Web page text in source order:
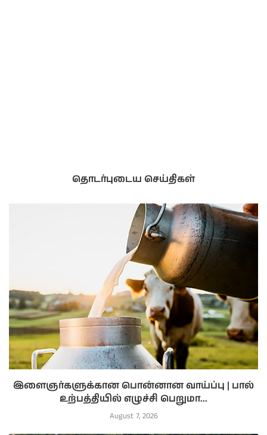
தொடர்புடைய செய்திகள்
இளைஞர்களுக்கான பொன்னான வாய்ப்பு | பால்
உற்பத்தியில் எழுச்சி பெறுமா...
August 7, 2026